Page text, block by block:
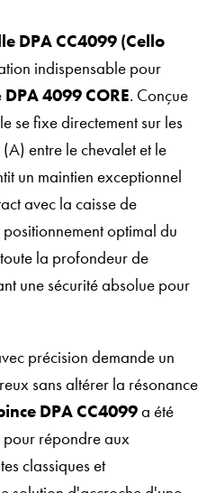
DPA CC4099 (Cello
indispensable pour
DPA 4099 CORE. Conçue
se fixe directement sur les
entre le chevalet et le
un maintien exceptionnel
avec la caisse de
optimal du
la profondeur de
une sécurité absolue pour
précision demande un
sans altérer la résonance
DPA CC4099a été
répondre aux
classiques et